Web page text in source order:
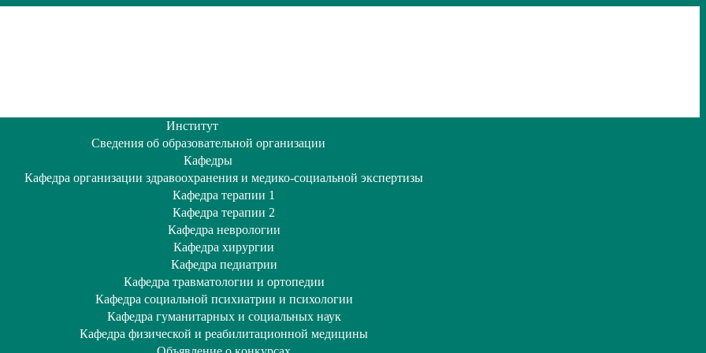
Институт
Сведения об образовательной организации
Кафедры
Кафедра организации здравоохранения и медико-социальной экспертизы
Кафедра терапии 1
Кафедра терапии 2
Кафедра неврологии
Кафедра хирургии
Кафедра педиатрии
Кафедра травматологии и ортопедии
Кафедра социальной психиатрии и психологии
Кафедра гуманитарных и социальных наук
Кафедра физической и реабилитационной медицины